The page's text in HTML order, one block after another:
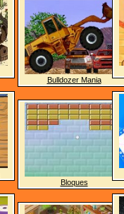
Bulldozer Mania
Bloques